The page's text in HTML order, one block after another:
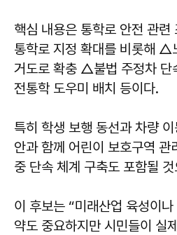
핵심 내용은 통학로 안전 관련
통학로 지정 확대를 비롯해
거도로 확충 △불법 주정차
전통학 도우미 배치 등이다.
특히 학생 보행 동선과 차량
안과 함께 어린이 보호구역 관
중 단속 체계 구축도 포함될
이 후보는 “미래산업 육성이
약도 중요하지만 시민들이 실